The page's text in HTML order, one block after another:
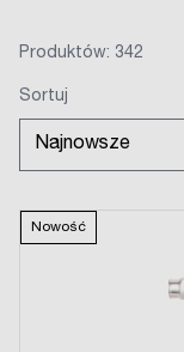
Produktów: 342
Sortuj
Nowość